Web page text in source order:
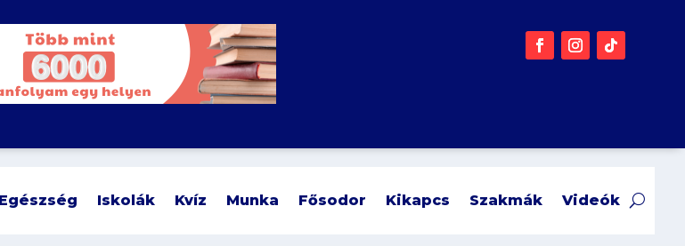
Egészség Iskolák Kvíz Munka Fősodor Kikapcs Szakmák Videók